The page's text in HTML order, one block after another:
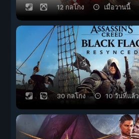
12 กลโกง เมื่อวานนี้
30 กลโกง 10 วันที่แล้ว